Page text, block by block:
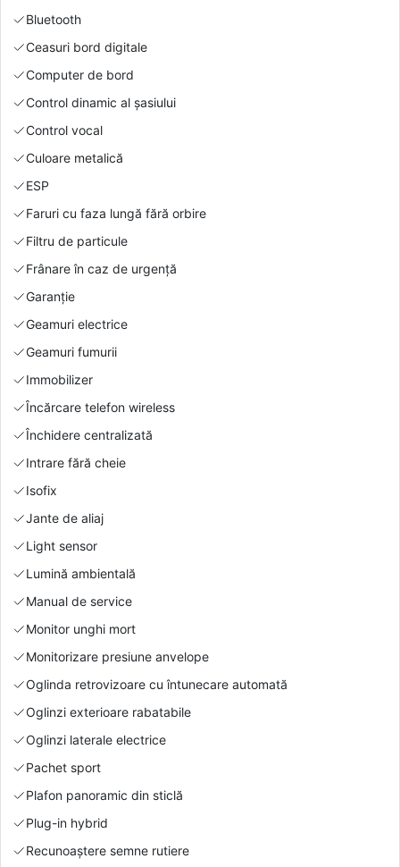
Bluetooth
Ceasuri bord digitale
Computer de bord
Control dinamic al șasiului
Control vocal
Culoare metalică
ESP
Faruri cu faza lungă fără orbire
Filtru de particule
Frânare în caz de urgență
Garanție
Geamuri electrice
Geamuri fumurii
Immobilizer
Încărcare telefon wireless
Închidere centralizată
Intrare fără cheie
Isofix
Jante de aliaj
Light sensor
Lumină ambientală
Manual de service
Monitor unghi mort
Monitorizare presiune anvelope
Oglinda retrovizoare cu întunecare automată
Oglinzi exterioare rabatabile
Oglinzi laterale electrice
Pachet sport
Plafon panoramic din sticlă
Plug-in hybrid
Recunoaștere semne rutiere